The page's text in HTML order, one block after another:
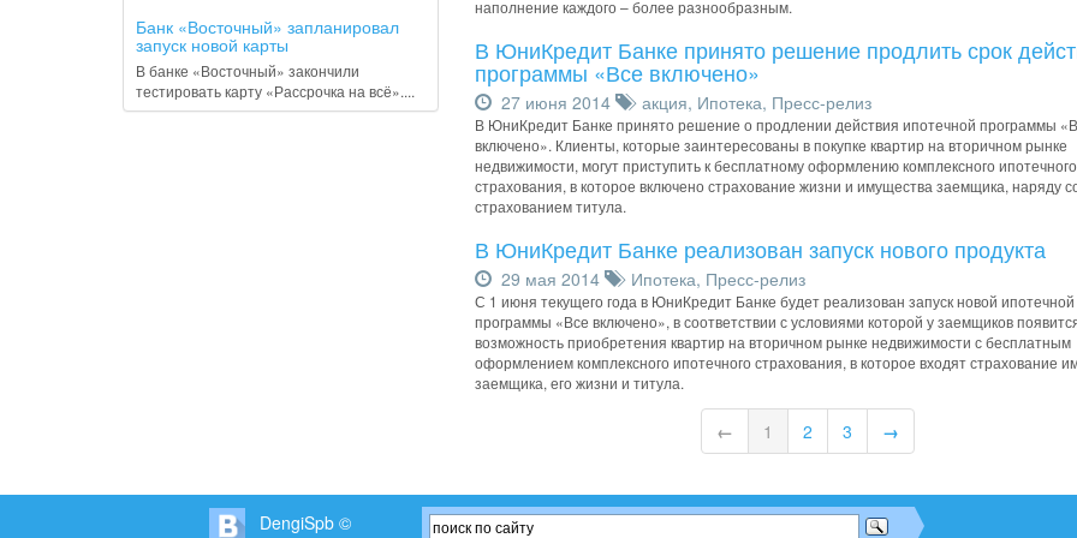
Банк «Восточный» запланировал
запуск новой карты
В банке «Восточный» закончили
тестировать карту «Рассрочка на всё»....
наполнение каждого – более разнообразным.
В ЮниКредит Банке принято решение продлить срок
программы «Все включено»
27 июня 2014 акция, Ипотека, Пресс-релиз
В ЮниКредит Банке принято решение о продлении действия ипотечной программы
включено». Клиенты, которые заинтересованы в покупке квартир на вторичном рынке
недвижимости, могут приступить к бесплатному оформлению комплексного ипотечного
страхования, в которое включено страхование жизни и имущества заемщика, наряду
страхованием титула.
В ЮниКредит Банке реализован запуск нового продукта
29 мая 2014 Ипотека, Пресс-релиз
С 1 июня текущего года в ЮниКредит Банке будет реализован запуск новой ипотечной
программы «Все включено», в соответствии с условиями которой у заемщиков
возможность приобретения квартир на вторичном рынке недвижимости с бесплатным
оформлением комплексного ипотечного страхования, в которое входят страхование
заемщика, его жизни и титула.
← 1 2 3 →
DengiSpb ©